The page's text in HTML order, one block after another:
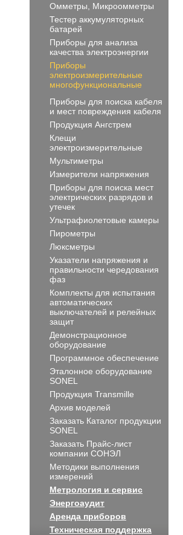
Омметры, Микроомметры
Тестер аккумуляторных
батарей
Приборы для анализа
качества электроэнергии
Приборы
электроизмерительные
многофункциональные
Приборы для поиска кабеля
и мест повреждения кабеля
Продукция Ангстрем
Клещи
электроизмерительные
Мультиметры
Измерители напряжения
Приборы для поиска мест
электрических разрядов и
утечек
Ультрафиолетовые камеры
Пирометры
Люксметры
Указатели напряжения и
правильности чередования
фаз
Комплекты для испытания
автоматических
выключателей и релейных
защит
Демонстрационное
оборудование
Программное обеспечение
Эталонное оборудование
SONEL
Продукция Transmille
Архив моделей
Заказать Каталог продукции
SONEL
Заказать Прайс-лист
компании СОНЭЛ
Методики выполнения
измерений
Метрология и сервис
Энергоаудит
Аренда приборов
Техническая поддержка